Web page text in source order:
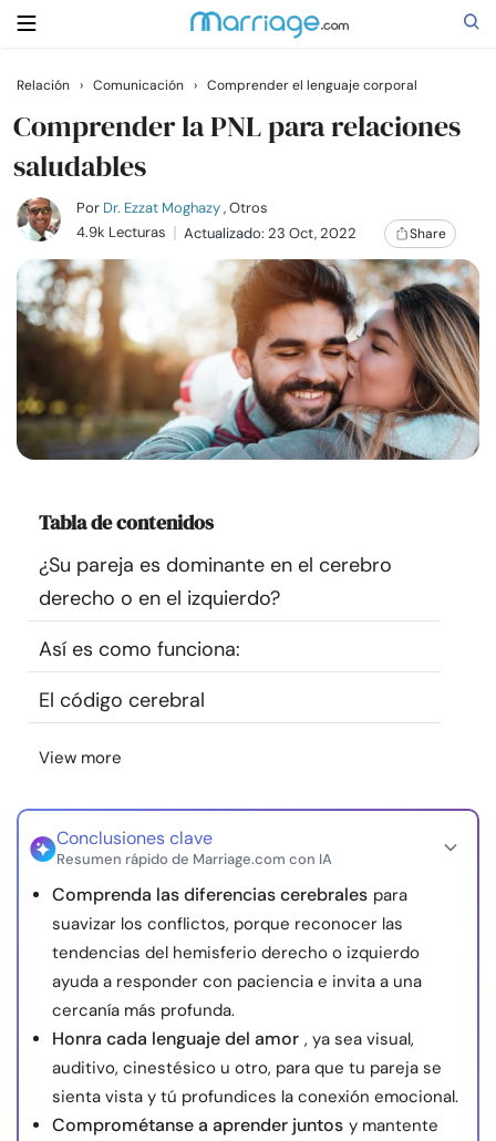
Buscar
Casarse
Relaciones
Familia
Ayuda
Cursos
Recursos
Comunidad
Encuentra un terapeuta
Idioma
nosotros
© Copyright 2026. Todos los derechos reservados.
Relación › Comunicación › Comprender el lenguaje corporal
Comprender la PNL para relaciones
saludables
Por Dr. Ezzat Moghazy, Otros
4.9k Lecturas
Actualizado: 23 Oct, 2022 Share
Tabla de contenidos
¿Su pareja es dominante en el cerebro
derecho o en el izquierdo?
Así es como funciona:
El código cerebral
View more
Conclusiones clave
Resumen rápido de Marriage.com con IA
Comprenda las diferencias cerebrales para
suavizar los conflictos, porque reconocer las
tendencias del hemisferio derecho o izquierdo
ayuda a responder con paciencia e invita a una
cercanía más profunda.
Honra cada lenguaje del amor , ya sea visual,
auditivo, cinestésico u otro, para que tu pareja se
sienta vista y tú profundices la conexión emocional.
Comprométanse a aprender juntos y mantente